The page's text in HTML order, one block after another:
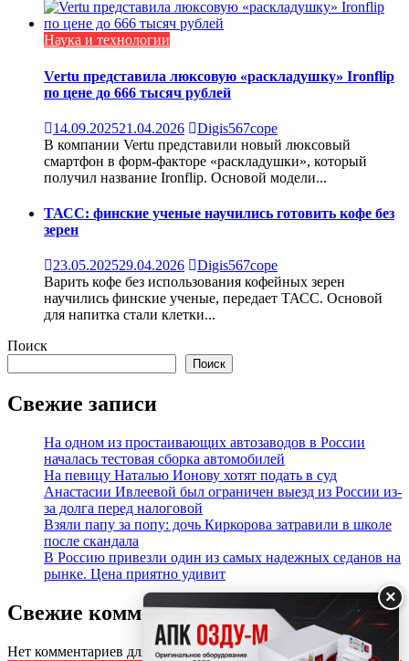
Наука и технологии
Vertu представила люксовую «раскладушку» Ironflip
по цене до 666 тысяч рублей
14.09.202521.04.2026
Digis567cope
В компании Vertu представили новый люксовый
смартфон в форм-факторе «раскладушки», который
получил название Ironflip. Основой модели...
ТАСС: финские ученые научились готовить кофе без
зерен
23.05.202529.04.2026
Digis567cope
Варить кофе без использования кофейных зерен
научились финские ученые, передает ТАСС. Основой
для напитка стали клетки...
Поиск
Поиск
Свежие записи
На одном из простаивающих автозаводов в России
началась тестовая сборка автомобилей
На певицу Наталью Ионову хотят подать в суд
Анастасии Ивлеевой был ограничен выезд из России из-
за долга перед налоговой
Взяли папу за попу: дочь Киркорова затравили в школе
после скандала
В Россию привезли один из самых надежных седанов на
рынке. Цена приятно удивит
Свежие комментарии
Нет комментариев для просмотра.
×